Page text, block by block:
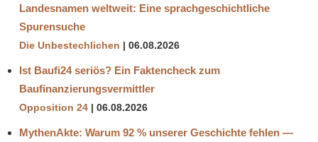
Landesnamen weltweit: Eine sprachgeschichtliche
Spurensuche
Die Unbestechlichen 06.08.2026
Ist Baufi24 seriös? Ein Faktencheck zum
Baufinanzierungsvermittler
Opposition 24 06.08.2026
MythenAkte: Warum 92 % unserer Geschichte fehlen —